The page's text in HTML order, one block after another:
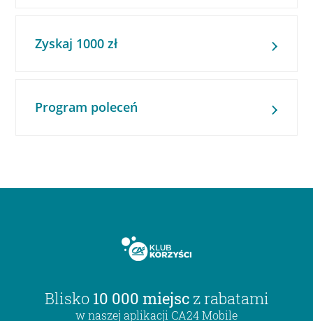
Zyskaj 1000 zł
Program poleceń
Blisko 10 000 miejsc z rabatami
w naszej aplikacji CA24 Mobile